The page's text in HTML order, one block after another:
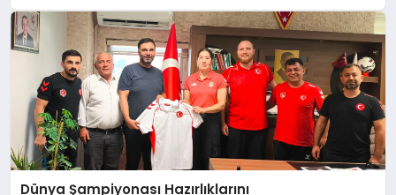
Dünya Şampiyonası Hazırlıklarını